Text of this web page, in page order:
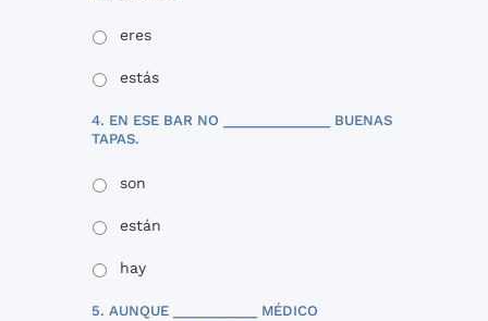
eres
estás
4. EN ESE BAR NO ______________ BUENAS
TAPAS.
son
están
hay
5. AUNQUE ___________ MÉDICO